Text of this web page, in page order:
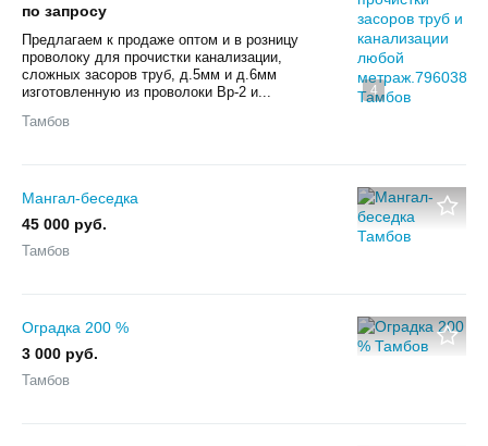
4
по запросу
Предлагаем к продаже оптом и в розницу
проволоку для прочистки канализации,
сложных засоров труб, д.5мм и д.6мм
изготовленную из проволоки Вр-2 и...
Тамбов
Мангал-беседка
45 000 руб.
Тамбов
Оградка 200 %
3 000 руб.
Тамбов